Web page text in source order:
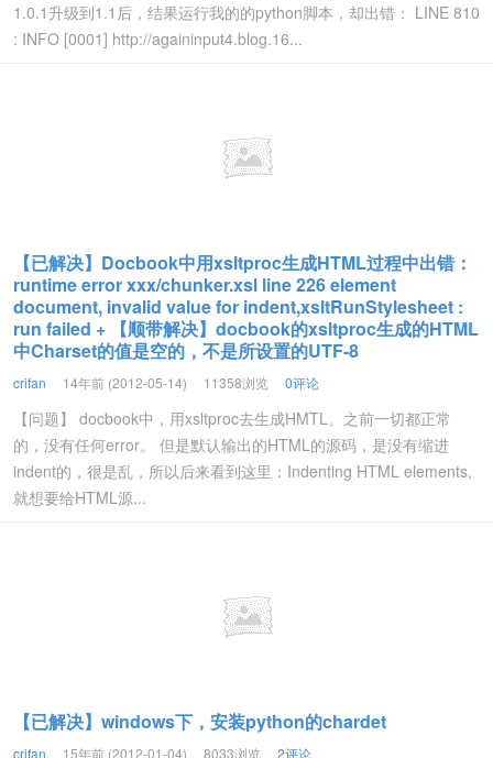
1.0.1升级到1.1后，结果运行我的的python脚本，却出错： LINE 810
: INFO [0001] http://againinput4.blog.16...
【已解决】Docbook中用xsltproc生成HTML过程中出错：
runtime error xxx/chunker.xsl line 226 element
document, invalid value for indent,xsltRunStylesheet :
run failed + 【顺带解决】docbook的xsltproc生成的HTML
中Charset的值是空的，不是所设置的UTF-8
crifan 14年前 (2012-05-14) 11358浏览 0评论
【问题】 docbook中，用xsltproc去生成HMTL。之前一切都正常
的，没有任何error。 但是默认输出的HTML的源码，是没有缩进
indent的，很是乱，所以后来看到这里：Indenting HTML elements,
就想要给HTML源...
【已解决】windows下，安装python的chardet
crifan 15年前 (2012-01-04) 8033浏览 2评论